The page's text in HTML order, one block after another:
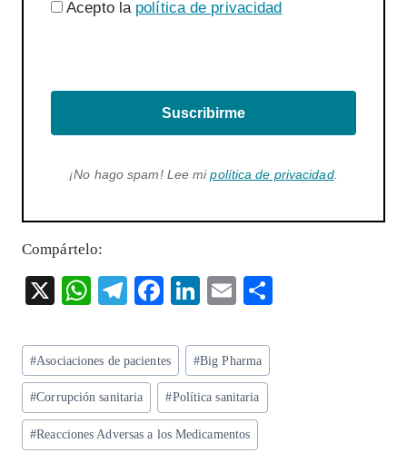
Acepto la política de privacidad
Suscribirme
¡No hago spam! Lee mipolítica de privacidad.
Compártelo:
X
W
ts
A
p
p
T
eg
ra
m
F
eb
o
o
k
Li
ke
dI
n
E
ai
l
Etiquetas
de
la
entrada:
#Asociaciones de pacientes #Big Pharma
#Corrupción sanitaria #Política sanitaria
#Reacciones Adversas a los Medicamentos